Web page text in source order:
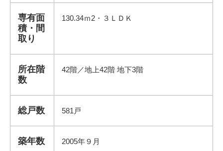
専有面
積・間
取り
130.34ｍ2・３ＬＤＫ
所在階
数
42階／地上42階 地下3階
総戸数 581戸
築年数 2005年９月